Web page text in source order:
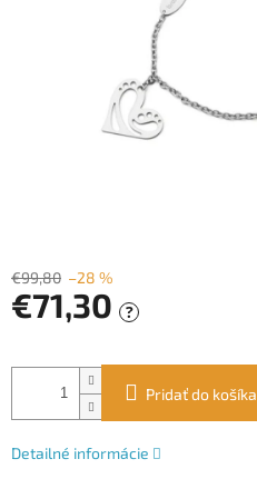
€99,80 –28 %
€71,30 ?
cena:
Pridať do košíka
Detailné informácie